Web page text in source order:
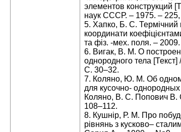
элементов конструкций
наук СССР. – 1975. –
5. Хапко, Б. С. Термічний
координати
та фіз. -мех. поля. –
6. Вигак, В. М. О
однородного тела
С. 30–32.
7. Коляно, Ю. М. Об
для кусочно-
Коляно, В. С. Попович В.
108–112.
8. Кушнір, Р. М. Про
рівнянь з кусково–